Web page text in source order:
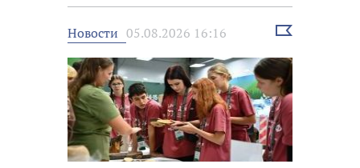
Новости 05.08.2026 16:16
Выбрать